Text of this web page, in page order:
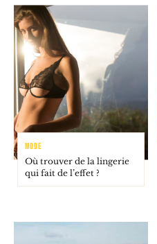
MODE
Où trouver de la lingerie
qui fait de l’effet ?